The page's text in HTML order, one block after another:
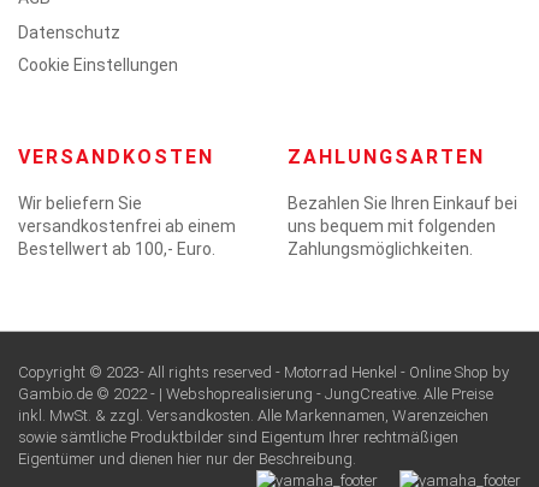
Datenschutz
Cookie Einstellungen
VERSANDKOSTEN
Wir beliefern Sie
versandkostenfrei ab einem
Bestellwert ab 100,- Euro.
ZAHLUNGSARTEN
Bezahlen Sie Ihren Einkauf bei
uns bequem mit folgenden
Zahlungsmöglichkeiten.
Copyright © 2023- All rights reserved - Motorrad Henkel - Online Shop by
Gambio.de © 2022 - | Webshoprealisierung - JungCreative . Alle Preise
inkl. MwSt. & zzgl. Versandkosten. Alle Markennamen, Warenzeichen
sowie sämtliche Produktbilder sind Eigentum Ihrer rechtmäßigen
Eigentümer und dienen hier nur der Beschreibung.